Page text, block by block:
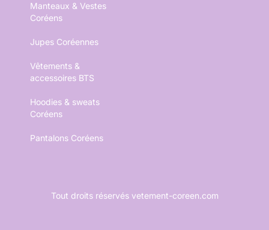
Manteaux & Vestes
Coréens
Jupes Coréennes
Vêtements &
accessoires BTS
Hoodies & sweats
Coréens
Pantalons Coréens
Tout droits réservés vetement-coreen.com